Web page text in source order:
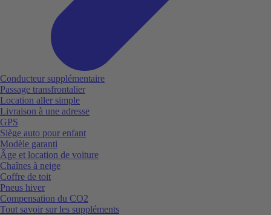
Conducteur supplémentaire
Passage transfrontalier
Location aller simple
Livraison à une adresse
GPS
Siège auto pour enfant
Modèle garanti
Âge et location de voiture
Chaînes à neige
Coffre de toit
Pneus hiver
Compensation du CO2
Tout savoir sur les suppléments